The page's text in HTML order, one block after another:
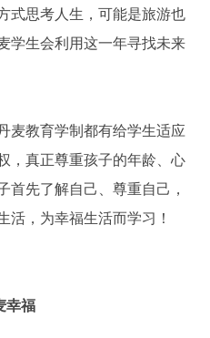
式思考人生，可能是旅游也
学生会利用这一年寻找未来
麦教育学制都有给学生适应
，真正尊重孩子的年龄、心
首先了解自己、尊重自己，
活，为幸福生活而学习！
幸福